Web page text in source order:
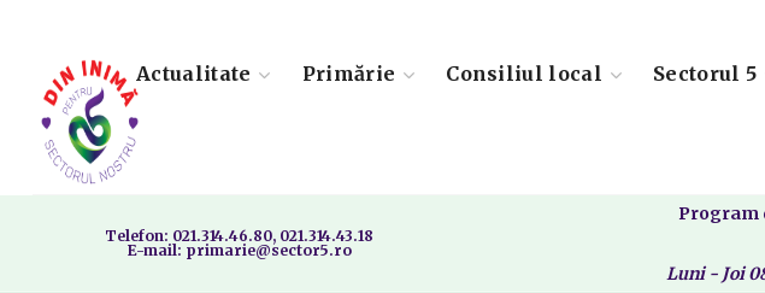
Actualitate Primărie Consiliul local Sectorul 5
Telefon: 021.314.46.80, 021.314.43.18
E-mail: primarie@sector5.ro
Program
Luni - Joi